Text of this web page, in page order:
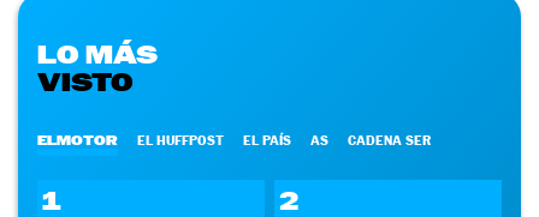
LO MÁS
VISTO
ELMOTOR EL HUFFPOST EL PAÍS AS CADENA SER
1 2